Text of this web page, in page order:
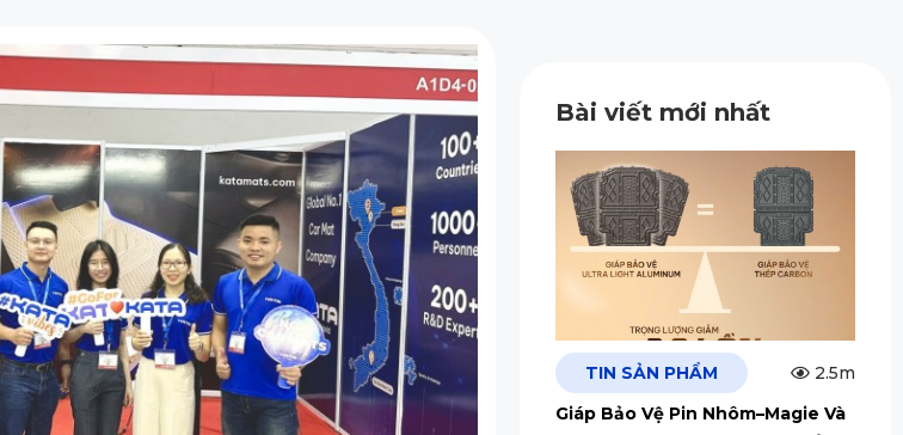
Bài viết mới nhất
TIN SẢN PHẨM
2.5m
Giáp Bảo Vệ Pin Nhôm–Magie Và